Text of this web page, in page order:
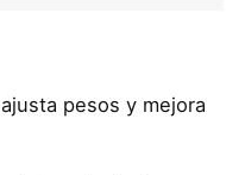
ajusta pesos y mejora